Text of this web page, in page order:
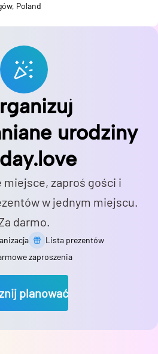
Poland
urodziny
miejsce, zaproś gości i
w jednym miejscu.
darmo.
Lista prezentów
zaproszenia
planować